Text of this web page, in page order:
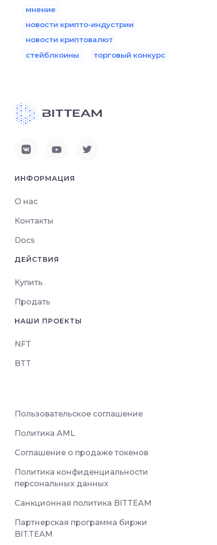
мнение
новости крипто-индустрии
новости криптовалют
стейблкоины
торговый конкурс
ИНФОРМАЦИЯ
О нас
Контакты
Docs
ДЕЙСТВИЯ
Купить
Продать
НАШИ ПРОЕКТЫ
NFT
BTT
Пользовательское соглашение
Политика AML
Соглашение о продаже токенов
Политика конфиденциальности
персональных данных
Санкционная политика BITTEAM
Партнерская программа биржи
BIT.TEAM